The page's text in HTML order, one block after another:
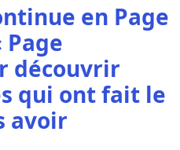
en Page
Page
découvrir
qui ont fait le
avoir